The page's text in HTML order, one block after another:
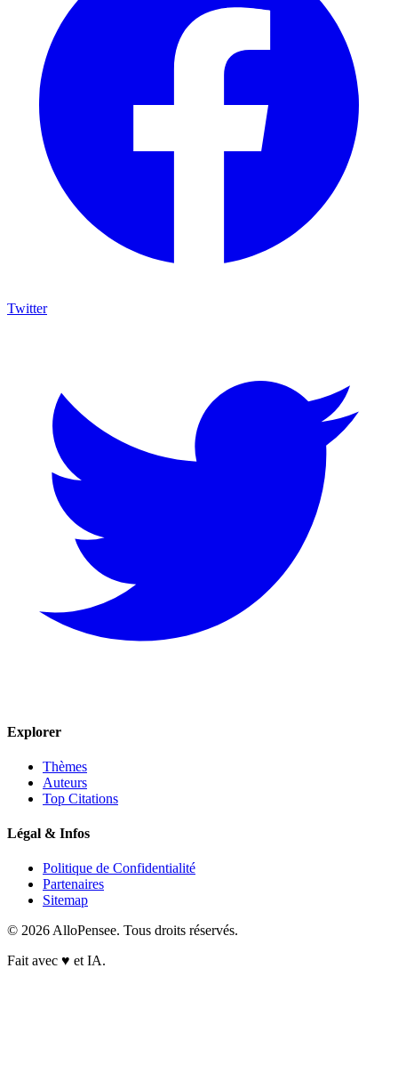
Twitter
Explorer
Thèmes
Auteurs
Top Citations
Légal & Infos
Politique de Confidentialité
Partenaires
Sitemap
© 2026 AlloPensee. Tous droits réservés.
Fait avec ♥ et IA.